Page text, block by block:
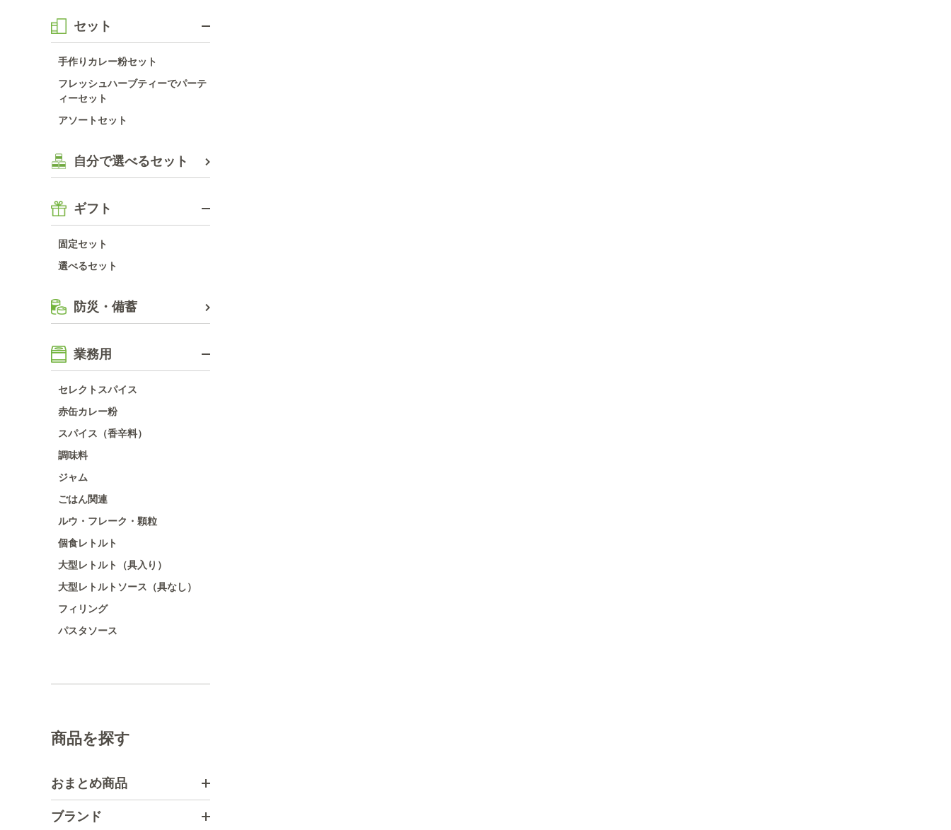
セット
手作りカレー粉セット
フレッシュハーブティーでパーテ
ィーセット
アソートセット
自分で選べるセット
ギフト
固定セット
選べるセット
防災・備蓄
業務用
セレクトスパイス
赤缶カレー粉
スパイス（香辛料）
調味料
ジャム
ごはん関連
ルウ・フレーク・顆粒
個食レトルト
大型レトルト（具入り）
大型レトルトソース（具なし）
フィリング
パスタソース
商品を探す
おまとめ商品
ブランド